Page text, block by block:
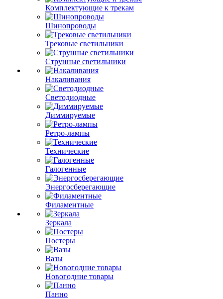
Комплектующие к трекам
Шинопроводы
Трековые светильники
Струнные светильники
Накаливания
Светодиодные
Диммируемые
Ретро-лампы
Технические
Галогенные
Энергосберегающие
Филаментные
Зеркала
Постеры
Вазы
Новогодние товары
Панно